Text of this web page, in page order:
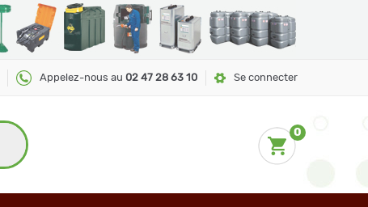
Appelez-nous au 02 47 28 63 10 Se connecter
0